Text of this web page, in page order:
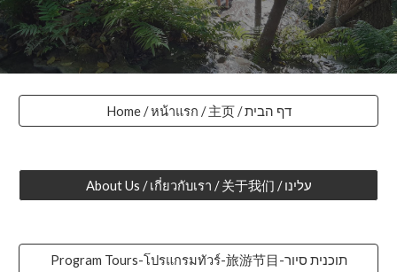
Home / หน้าแรก / 主页 / דף הבית
About Us / เกี่ยวกับเรา / 关于我们 / עלינו
Program Tours-โปรแกรมทัวร์-旅游节目-תוכנית סיור